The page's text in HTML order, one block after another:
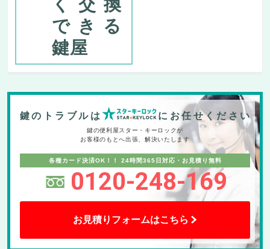
く交換
できる
鍵屋
鍵のトラブルは にお任せください
鍵の便利屋スター・キーロックが
お客様のもとへ出張、解決いたします
各種カード決済OK！！ 24時間365日対応・お見積り無料
0120-248-169
お見積りフォームはこちら